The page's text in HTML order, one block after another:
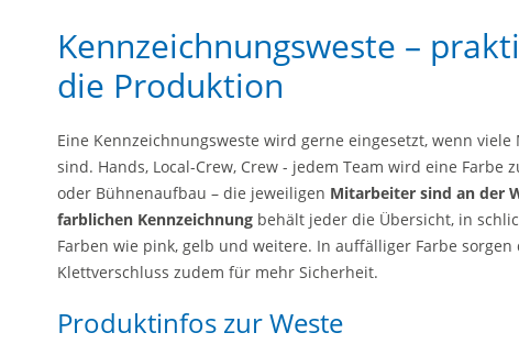
Kennzeichnungsweste –
die Produktion
Eine Kennzeichnungsweste wird gerne eingesetzt, wenn
sind. Hands, Local-Crew, Crew - jedem Team wird eine Farbe
oder Bühnenaufbau – die jeweiligen Mitarbeiter sind an der
farblichen Kennzeichnung behält jeder die Übersicht, in
Farben wie pink, gelb und weitere. In auffälliger Farbe
Klettverschluss zudem für mehr Sicherheit.
Produktinfos zur Weste